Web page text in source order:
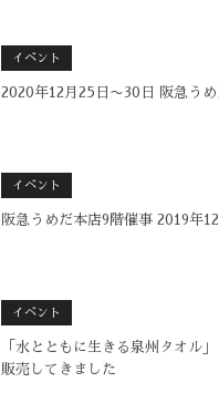
イベント
2020年12月25日〜30日 阪急う
イベント
阪急うめだ本店9階催事 2019年
イベント
「水とともに生きる泉州タオル
販売してきました